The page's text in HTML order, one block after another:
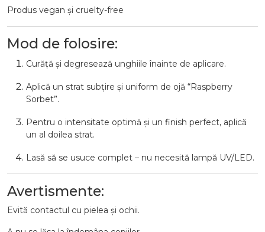
Produs vegan și cruelty-free
Mod de folosire:
Curăță și degresează unghiile înainte de aplicare.
Aplică un strat subțire și uniform de ojă “Raspberry
Sorbet”.
Pentru o intensitate optimă și un finish perfect, aplică
un al doilea strat.
Lasă să se usuce complet – nu necesită lampă UV/LED.
Avertismente:
Evită contactul cu pielea și ochii.